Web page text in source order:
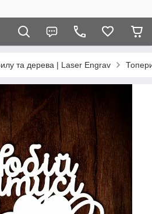
та дерева | Laser Engrav